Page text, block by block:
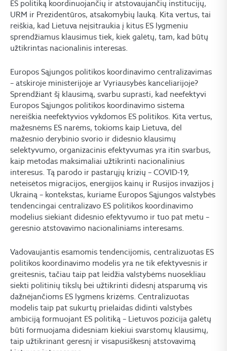
ES politiką koordinuojančių ir atstovaujančių institucijų,
URM ir Prezidentūros, atsakomybių lauką. Kita vertus, tai
reiškia, kad Lietuva neįsitraukia į kitus ES lygmeniu
sprendžiamus klausimus tiek, kiek galėtų, tam, kad būtų
užtikrintas nacionalinis interesas.
Europos Sąjungos politikos koordinavimo centralizavimas
– atskiroje ministerijoje ar Vyriausybės kanceliarijoje?
Sprendžiant šį klausimą, svarbu suprasti, kad neefektyvi
Europos Sąjungos politikos koordinavimo sistema
nereiškia neefektyvios vykdomos ES politikos. Kita vertus,
mažesnėms ES narėms, tokioms kaip Lietuva, dėl
mažesnio derybinio svorio ir didesnio klausimų
selektyvumo, organizacinis efektyvumas yra itin svarbus,
kaip metodas maksimaliai užtikrinti nacionalinius
interesus. Tą parodo ir pastarųjų krizių – COVID-19,
neteisėtos migracijos, energijos kainų ir Rusijos invazijos į
Ukrainą – kontekstas, kuriame Europos Sąjungos valstybės
tendencingai centralizavo ES politikos koordinavimo
modelius siekiant didesnio efektyvumo ir tuo pat metu –
geresnio atstovavimo nacionaliniams interesams.
Vadovaujantis esamomis tendencijomis, centralizuotas ES
politikos koordinavimo modelis yra ne tik efektyvesnis ir
greitesnis, tačiau taip pat leidžia valstybėms nuosekliau
siekti politinių tikslų bei užtikrinti didesnį atsparumą vis
dažnėjančioms ES lygmens krizėms. Centralizuotas
modelis taip pat sukurtų prielaidas didinti valstybės
ambiciją formuojant ES politiką – Lietuvos pozicija galėtų
būti formuojama didesniam kiekiui svarstomų klausimų,
taip užtikrinant geresnį ir visapusiškesnį atstovavimą